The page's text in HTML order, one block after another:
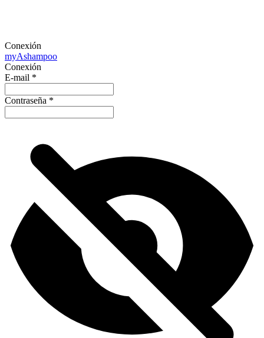
Conexión
myAshampoo
Conexión
E-mail *
Contraseña *